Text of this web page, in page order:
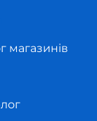
магазинів